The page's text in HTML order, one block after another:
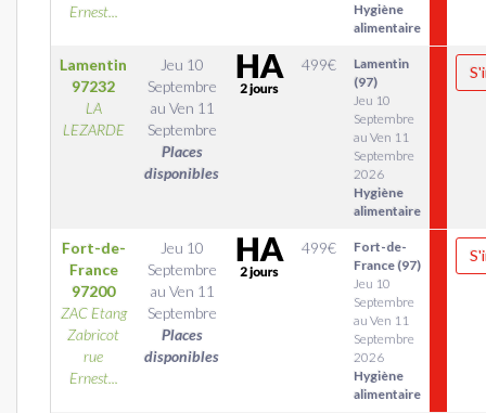
Ernest...
Hygiène
alimentaire
Lamentin
97232
LA
LEZARDE
Jeu 10
Septembre
au Ven 11
Septembre
Places
disponibles
499€
Lamentin
(97)
Jeu 10
Septembre
au Ven 11
Septembre
2026
Hygiène
alimentaire
Fort-de-
France
97200
ZAC Etang
Zabricot
rue
Ernest...
Jeu 10
Septembre
au Ven 11
Septembre
Places
disponibles
499€
Fort-de-
France (97)
Jeu 10
Septembre
au Ven 11
Septembre
2026
Hygiène
alimentaire